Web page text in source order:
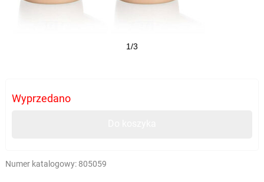
1/3
Wyprzedano
Numer katalogowy: 805059